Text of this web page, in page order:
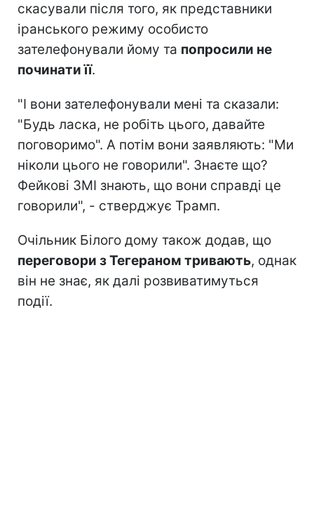
скасували після того, як представники
іранського режиму особисто
зателефонували йому та попросили не
починати її.
"І вони зателефонували мені та сказали:
"Будь ласка, не робіть цього, давайте
поговоримо". А потім вони заявляють: "Ми
ніколи цього не говорили". Знаєте що?
Фейкові ЗМІ знають, що вони справді це
говорили", - стверджує Трамп.
Очільник Білого дому також додав, що
переговори з Тегераном тривають, однак
він не знає, як далі розвиватимуться
події.